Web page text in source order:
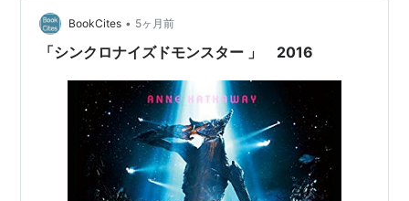
本、監督
Parallel Monsters 監督
ブラック・ハッカー （2014） 脚本、監督
ABC・オブ・デス（2012） 監督
エンド・オブ・ザ・ワールド 地球最後の日、恋に落
（2011）＜未＞ 監督、脚本、製作
TIME CRIMES タイム クライムス
（2007）＜未＞ 脚
本、監督、出演
BookCites • 5ヶ月前
「シンクロナイズドモンスター 」 2016